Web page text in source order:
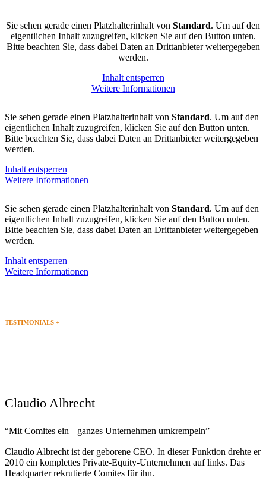
Sie sehen gerade einen Platzhalterinhalt von Standard. Um auf den
eigentlichen Inhalt zuzugreifen, klicken Sie auf den Button unten.
Bitte beachten Sie, dass dabei Daten an Drittanbieter weitergegeben
werden.
Inhalt entsperren
Weitere Informationen
Sie sehen gerade einen Platzhalterinhalt von Standard. Um auf den
eigentlichen Inhalt zuzugreifen, klicken Sie auf den Button unten.
Bitte beachten Sie, dass dabei Daten an Drittanbieter weitergegeben
werden.
Inhalt entsperren
Weitere Informationen
Sie sehen gerade einen Platzhalterinhalt von Standard. Um auf den
eigentlichen Inhalt zuzugreifen, klicken Sie auf den Button unten.
Bitte beachten Sie, dass dabei Daten an Drittanbieter weitergegeben
werden.
Inhalt entsperren
Weitere Informationen
TESTIMONIALS +
Claudio Albrecht
“Mit Comites ein ganzes Unternehmen umkrempeln”
Claudio Albrecht ist der geborene CEO. In dieser Funktion drehte er
2010 ein komplettes Private-Equity-Unternehmen auf links. Das
Headquarter rekrutierte Comites für ihn.